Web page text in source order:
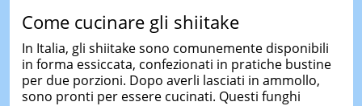
Come cucinare gli shiitake
In Italia, gli shiitake sono comunemente disponibili
in forma essiccata, confezionati in pratiche bustine
per due porzioni. Dopo averli lasciati in ammollo,
sono pronti per essere cucinati. Questi funghi